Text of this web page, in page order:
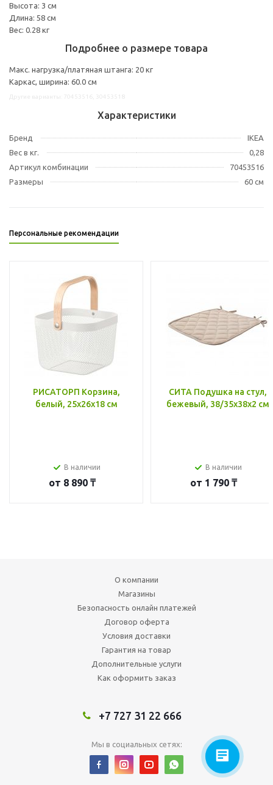
Высота: 3 см
Длина: 58 см
Вес: 0.28 кг
Подробнее о размере товара
Макс. нагрузка/платяная штанга: 20 кг
Каркас, ширина: 60.0 см
Характеристики
Бренд
IKEA
Вес в кг.
0,28
Артикул комбинации
70453516
Размеры
60 см
Персональные рекомендации
РИСАТОРП Корзина,
белый, 25x26x18 см
В наличии
от 8 890 ₸
СИТА Подушка на стул,
бежевый, 38/35x38x2 см
В наличии
от 1 790 ₸
О компании
Магазины
Безопасность онлайн платежей
Договор оферта
Условия доставки
Гарантия на товар
Дополнительные услуги
Как оформить заказ
+7 727 31 22 666
Мы в социальных сетях: